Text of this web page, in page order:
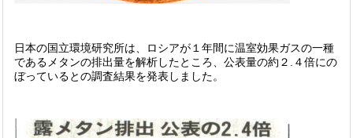
日本の国立環境研究所は、ロシアが１年間に温室効果ガスの一種
であるメタンの排出量を解析したところ、公表量の約２.４倍にの
ぼっているとの調査結果を発表しました。